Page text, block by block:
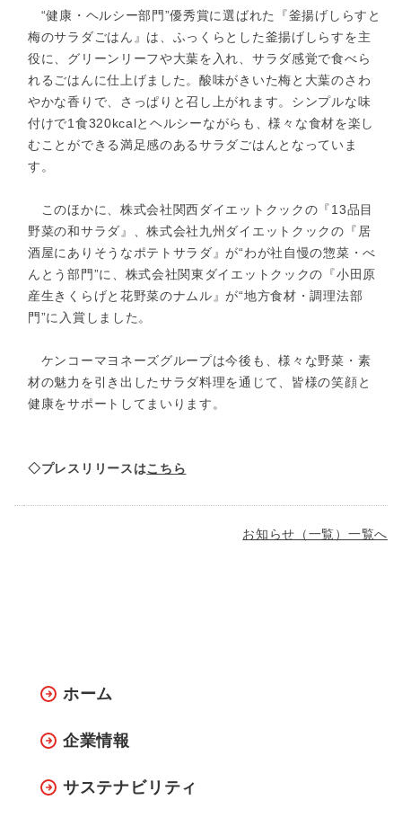
“健康・ヘルシー部門”優秀賞に選ばれた『釜揚げしらすと
梅のサラダごはん』は、ふっくらとした釜揚げしらすを主
役に、グリーンリーフや大葉を入れ、サラダ感覚で食べら
れるごはんに仕上げました。酸味がきいた梅と大葉のさわ
やかな香りで、さっぱりと召し上がれます。シンプルな味
付けで1食320kcalとヘルシーながらも、様々な食材を楽し
むことができる満足感のあるサラダごはんとなっていま
す。
このほかに、株式会社関西ダイエットクックの『13品目
野菜の和サラダ』、株式会社九州ダイエットクックの『居
酒屋にありそうなポテトサラダ』が“わが社自慢の惣菜・べ
んとう部門”に、株式会社関東ダイエットクックの『小田原
産生きくらげと花野菜のナムル』が“地方食材・調理法部
門”に入賞しました。
ケンコーマヨネーズグループは今後も、様々な野菜・素
材の魅力を引き出したサラダ料理を通じて、皆様の笑顔と
健康をサポートしてまいります。
◇プレスリリースはこちら
お知らせ（一覧）一覧へ
ホーム
企業情報
サステナビリティ